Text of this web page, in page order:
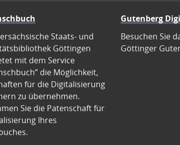
Staats- und
Göttingen
mit dem Service
die Möglichkeit,
für die Digitalisierung
zu übernehmen.
Sie die Patenschaft für
Ihres
Gutenberg
Besuchen Sie
Göttinger